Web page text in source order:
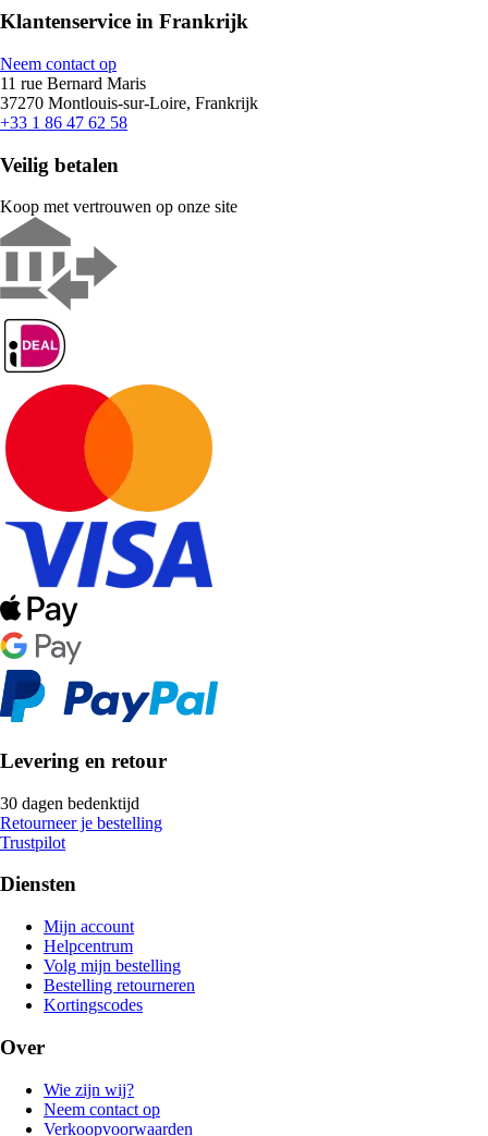
Klantenservice in Frankrijk
Neem contact op
11 rue Bernard Maris
37270 Montlouis-sur-Loire, Frankrijk
+33 1 86 47 62 58
Veilig betalen
Koop met vertrouwen op onze site
Levering en retour
30 dagen bedenktijd
Retourneer je bestelling
Trustpilot
Diensten
Mijn account
Helpcentrum
Volg mijn bestelling
Bestelling retourneren
Kortingscodes
Over
Wie zijn wij?
Neem contact op
Verkoopvoorwaarden